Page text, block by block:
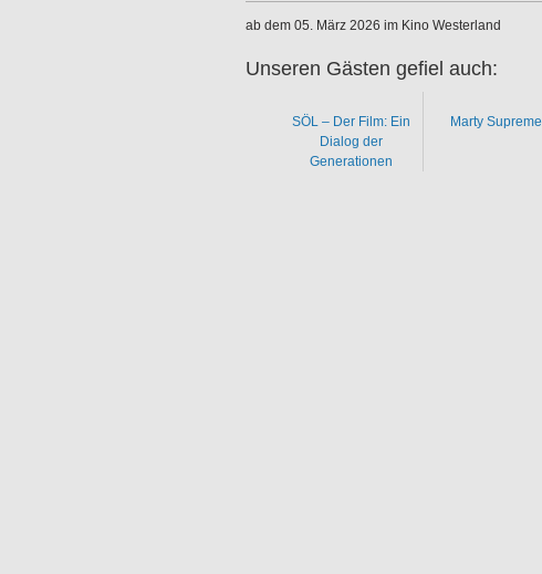
ab dem 05. März 2026 im Kino Westerland
Unseren Gästen gefiel auch:
SÖL – Der Film: Ein
Dialog der
Generationen
Marty Supreme